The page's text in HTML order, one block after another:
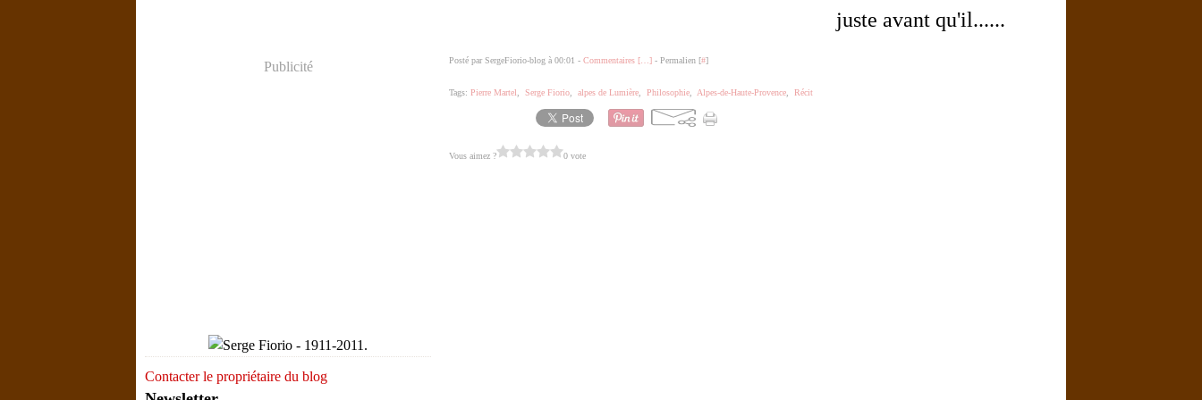
Publicité
Contacter le propriétaire du blog
juste avant qu'il......
Posté par SergeFiorio-blog à 00:01 - Commentaires [ ] - Permalien [#]
Tags: Pierre Martel Serge Fiorio alpes de Lumière Philosophie Alpes-de-Haute-Provence Récit
Vous aimez ? 0 vote